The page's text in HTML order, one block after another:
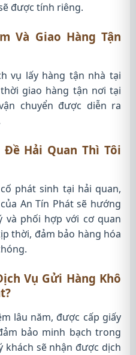
được tính riêng.
Và Giao Hàng Tận
vụ lấy hàng tận nhà tại
thời giao hàng tận nơi tại
chuyển được diễn ra
Đề Hải Quan Thì Tôi
phát sinh tại hải quan,
An Tín Phát sẽ hướng
và phối hợp với cơ quan
thời, đảm bảo hàng hóa
Vụ Gửi Hàng Khô
lâu năm, được cấp giấy
bảo minh bạch trong
khách sẽ nhận được dịch